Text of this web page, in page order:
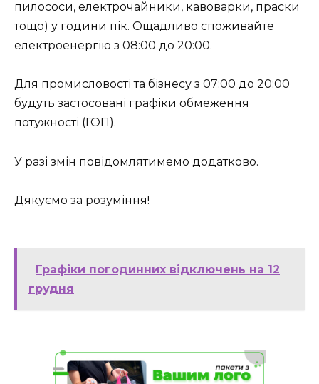
пилососи, електрочайники, кавоварки, праски
тощо) у години пік. Ощадливо споживайте
електроенергію з 08:00 до 20:00.
Для промисловості та бізнесу з 07:00 до 20:00
будуть застосовані графіки обмеження
потужності (ГОП).
У разі змін повідомлятимемо додатково.
Дякуємо за розуміння!
Графіки погодинних відключень на 12
грудня